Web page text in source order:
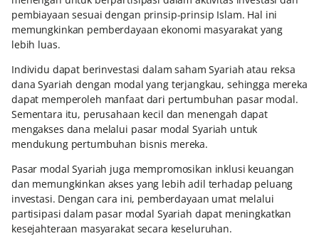
pembiayaan sesuai dengan prinsip-prinsip Islam. Hal ini
memungkinkan pemberdayaan ekonomi masyarakat yang
lebih luas.
Individu dapat berinvestasi dalam saham Syariah atau reksa
dana Syariah dengan modal yang terjangkau, sehingga mereka
dapat memperoleh manfaat dari pertumbuhan pasar modal.
Sementara itu, perusahaan kecil dan menengah dapat
mengakses dana melalui pasar modal Syariah untuk
mendukung pertumbuhan bisnis mereka.
Pasar modal Syariah juga mempromosikan inklusi keuangan
dan memungkinkan akses yang lebih adil terhadap peluang
investasi. Dengan cara ini, pemberdayaan umat melalui
partisipasi dalam pasar modal Syariah dapat meningkatkan
kesejahteraan masyarakat secara keseluruhan.